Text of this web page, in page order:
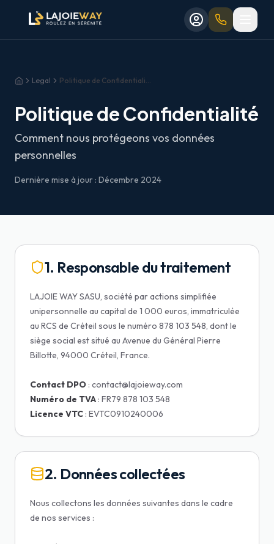
AccueilLegal Politique de Confidentialité
Politique de Confidentialité
Comment nous protégeons vos données
personnelles
Dernière mise à jour : Décembre 2024
1. Responsable du traitement
LAJOIE WAY SASU, société par actions simplifiée
unipersonnelle au capital de 1 000 euros, immatriculée
au RCS de Créteil sous le numéro 878 103 548, dont le
siège social est situé au Avenue du Général Pierre
Billotte, 94000 Créteil, France.
Contact DPO
Numéro de TVA
Licence VTC : EVTC0910240006
2. Données collectées
Nous collectons les données suivantes dans le cadre
de nos services :